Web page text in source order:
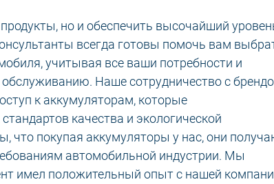
но и обеспечить высочайший
всегда готовы помочь вам
учитывая все ваши потребности и
Наше сотрудничество с
к аккумуляторам, которые
качества и экологической
что покупая аккумуляторы у нас, они
автомобильной индустрии. Мы
имел положительный опыт с нашей